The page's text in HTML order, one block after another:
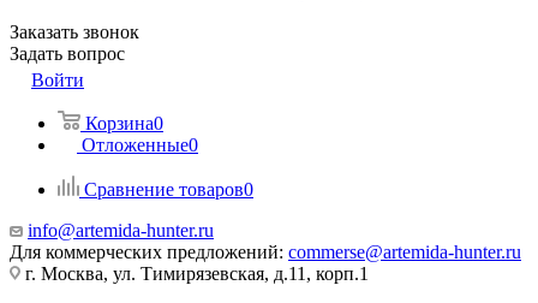
Заказать звонок
Задать вопрос
Войти
Корзина0
Отложенные0
Сравнение товаров0
info@artemida-hunter.ru
Для коммерческих предложений: commerse@artemida-hunter.ru
г. Москва, ул. Тимирязевская, д.11, корп.1